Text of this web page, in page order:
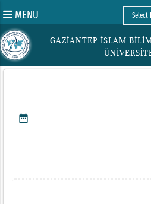
MENU
Powered
GAZİANTEP İSLAM
date_range